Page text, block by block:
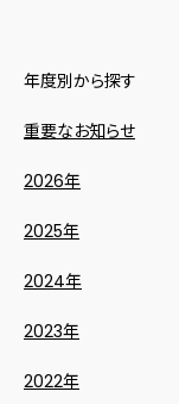
年度別から探す
重要なお知らせ
2026年
2025年
2024年
2023年
2022年